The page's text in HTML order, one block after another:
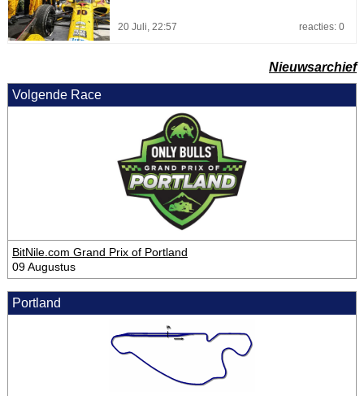
20 Juli, 22:57 reacties: 0
Nieuwsarchief
Volgende Race
BitNile.com Grand Prix of Portland
09 Augustus
Portland